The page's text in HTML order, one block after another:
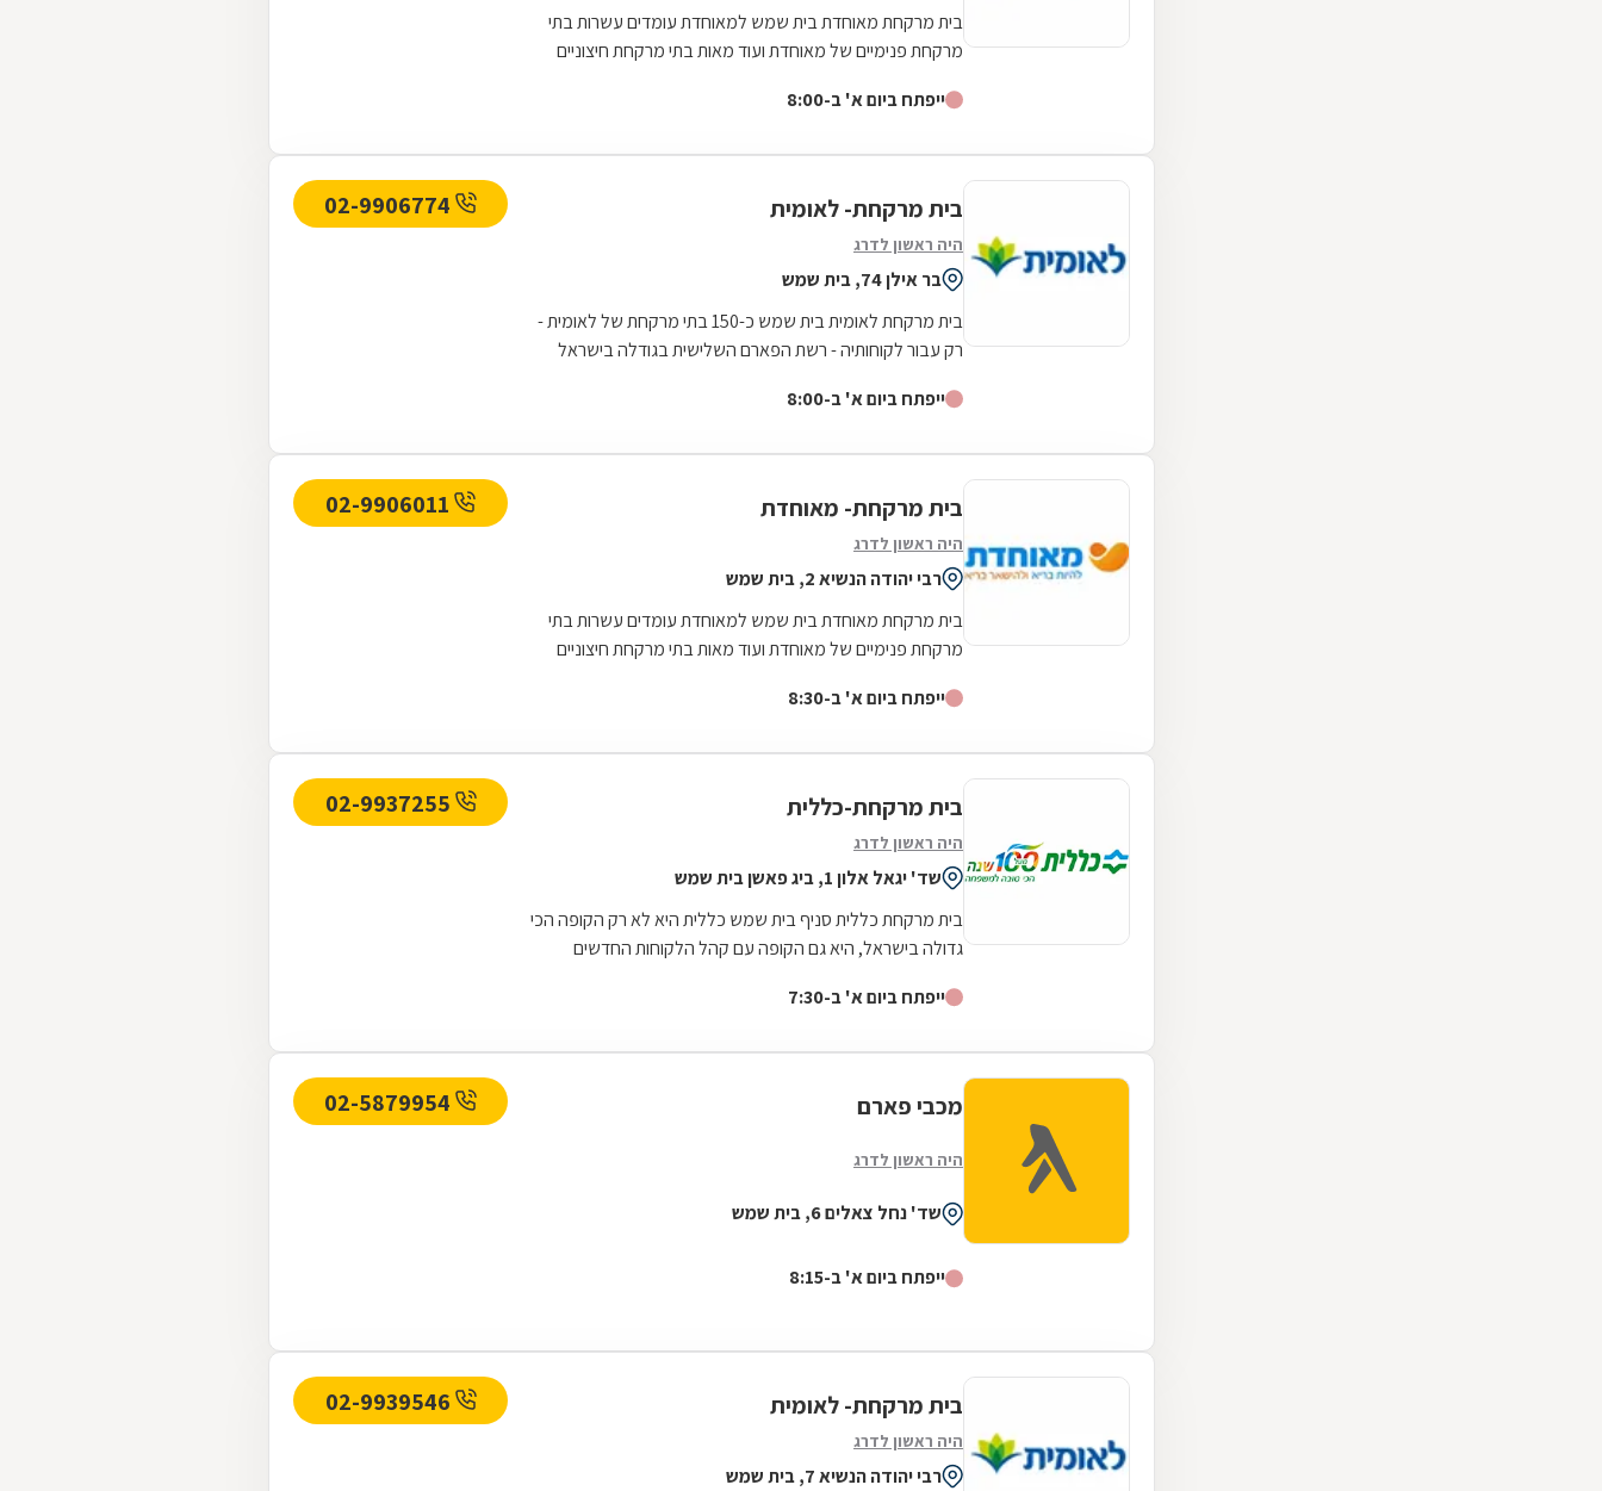
בית מרקחת מאוחדת בית שמש למאוחדת עומדים עשרות בתי
מרקחת פנימיים של מאוחדת ועוד מאות בתי מרקחת חיצוניים
ייפתח ביום א' ב-8:00
בית מרקחת- לאומית
היה ראשון לדרג
בר אילן 74, בית שמש
בית מרקחת לאומית בית שמש כ-150 בתי מרקחת של לאומית -
רק עבור לקוחותיה - רשת הפארם השלישית בגודלה בישראל
ייפתח ביום א' ב-8:00
בית מרקחת- מאוחדת
היה ראשון לדרג
רבי יהודה הנשיא 2, בית שמש
בית מרקחת מאוחדת בית שמש למאוחדת עומדים עשרות בתי
מרקחת פנימיים של מאוחדת ועוד מאות בתי מרקחת חיצוניים
ייפתח ביום א' ב-8:30
בית מרקחת-כללית
היה ראשון לדרג
שד' יגאל אלון 1, ביג פאשן בית שמש
בית מרקחת כללית סניף בית שמש כללית היא לא רק הקופה הכי
גדולה בישראל, היא גם הקופה עם קהל הלקוחות החדשים
ייפתח ביום א' ב-7:30
מכבי פארם
היה ראשון לדרג
שד' נחל צאלים 6, בית שמש
ייפתח ביום א' ב-8:15
בית מרקחת- לאומית
היה ראשון לדרג
רבי יהודה הנשיא 7, בית שמש